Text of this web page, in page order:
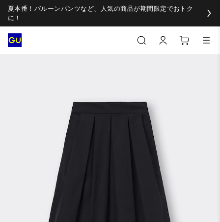
夏本番！バルーンパンツなど、人気の商品が期間限定でおトク
に！